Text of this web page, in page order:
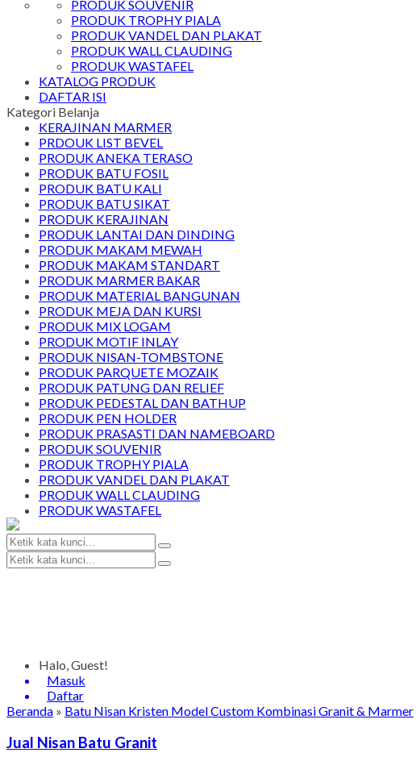
PRODUK SOUVENIR
PRODUK TROPHY PIALA
PRODUK VANDEL DAN PLAKAT
PRODUK WALL CLAUDING
PRODUK WASTAFEL
KATALOG PRODUK
DAFTAR ISI
Kategori Belanja
KERAJINAN MARMER
PRDOUK LIST BEVEL
PRODUK ANEKA TERASO
PRODUK BATU FOSIL
PRODUK BATU KALI
PRODUK BATU SIKAT
PRODUK KERAJINAN
PRODUK LANTAI DAN DINDING
PRODUK MAKAM MEWAH
PRODUK MAKAM STANDART
PRODUK MARMER BAKAR
PRODUK MATERIAL BANGUNAN
PRODUK MEJA DAN KURSI
PRODUK MIX LOGAM
PRODUK MOTIF INLAY
PRODUK NISAN-TOMBSTONE
PRODUK PARQUETE MOZAIK
PRODUK PATUNG DAN RELIEF
PRODUK PEDESTAL DAN BATHUP
PRODUK PEN HOLDER
PRODUK PRASASTI DAN NAMEBOARD
PRODUK SOUVENIR
PRODUK TROPHY PIALA
PRODUK VANDEL DAN PLAKAT
PRODUK WALL CLAUDING
PRODUK WASTAFEL
Halo, Guest!
Masuk
Daftar
Beranda » Batu Nisan Kristen Model Custom Kombinasi Granit & Marmer
Jual Nisan Batu Granit